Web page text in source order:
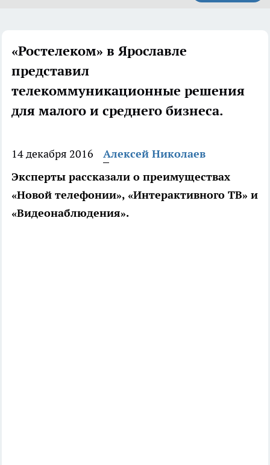
«Ростелеком» в Ярославле
представил
телекоммуникационные решения
для малого и среднего бизнеса.
14 декабря 2016
Алексей Николаев
Эксперты рассказали о преимуществах
«Новой телефонии», «Интерактивного ТВ» и
«Видеонаблюдения».